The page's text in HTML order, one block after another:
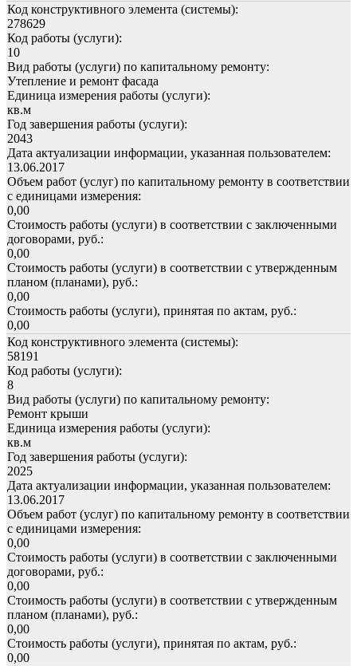
Код конструктивного элемента (системы):
278629
Код работы (услуги):
10
Вид работы (услуги) по капитальному ремонту:
Утепление и ремонт фасада
Единица измерения работы (услуги):
кв.м
Год завершения работы (услуги):
2043
Дата актуализации информации, указанная пользователем:
13.06.2017
Объем работ (услуг) по капитальному ремонту в соответствии
с единицами измерения:
0,00
Стоимость работы (услуги) в соответствии с заключенными
договорами, руб.:
0,00
Стоимость работы (услуги) в соответствии с утвержденным
планом (планами), руб.:
0,00
Стоимость работы (услуги), принятая по актам, руб.:
0,00
Код конструктивного элемента (системы):
58191
Код работы (услуги):
8
Вид работы (услуги) по капитальному ремонту:
Ремонт крыши
Единица измерения работы (услуги):
кв.м
Год завершения работы (услуги):
2025
Дата актуализации информации, указанная пользователем:
13.06.2017
Объем работ (услуг) по капитальному ремонту в соответствии
с единицами измерения:
0,00
Стоимость работы (услуги) в соответствии с заключенными
договорами, руб.:
0,00
Стоимость работы (услуги) в соответствии с утвержденным
планом (планами), руб.:
0,00
Стоимость работы (услуги), принятая по актам, руб.:
0,00